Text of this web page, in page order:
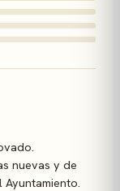
nuevas y de